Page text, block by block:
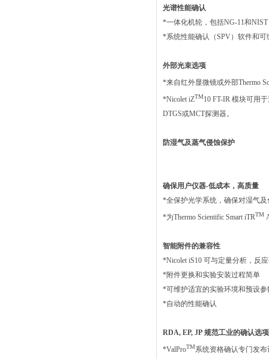
光谱性能确认
*一体化机轮，包括NG-11和
*系统性能确认（SPV）软件和
外部光束选项
*来自红外显微镜或外部Thermo
*Nicolet iZTM10 FT-IR 模块可用
DTGS或MCT探测器。
防湿气及蒸气侵蚀保护
确保用户仪器-低成本，高质量
*全保护光学系统，确保对湿气
*为Thermo Scientific Smart iTRTM
智能附件的兼容性
*Nicolet iS10 可与定量分析，反
*附件更换和实验安装过程简单
*可维护适宜的实验环境和预设
*自动的性能确认
RDA, EP, JP 规范工业的确认选
*ValProTM系统资格确认专门发